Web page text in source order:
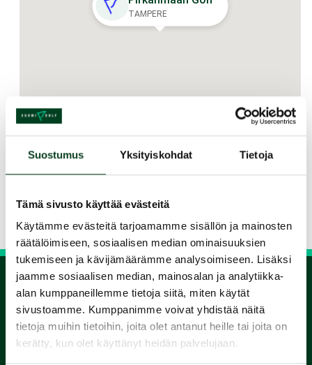
Suostumus Yksityiskohdat Tietoja
Tämä sivusto käyttää evästeitä
Käytämme evästeitä tarjoamamme sisällön ja mainosten
räätälöimiseen, sosiaalisen median ominaisuuksien
tukemiseen ja kävijämäärämme analysoimiseen. Lisäksi
jaamme sosiaalisen median, mainosalan ja analytiikka-
alan kumppaneillemme tietoja siitä, miten käytät
sivustoamme. Kumppanimme voivat yhdistää näitä
tietoja muihin tietoihin, joita olet antanut heille tai joita on
kerätty, kun olet käyttänyt heidän palvelujaan.
TAMPERE
Jaa kurssi kaverille
Siirry takaisin hakuun
1.
Varaa